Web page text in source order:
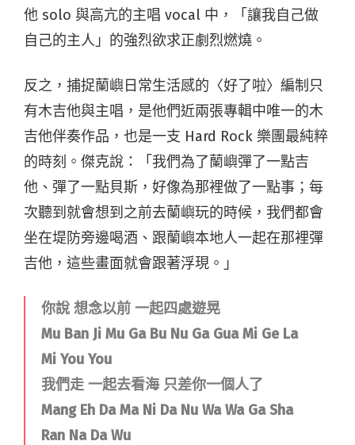
他 solo 與高亢的主唱 vocal 中，「讓我自己做
自己的主人」的強烈欲求正劇烈燃燒。
反之，捕捉蘭嶼日常生活感的〈好了啦〉編制只
有木吉他與主唱，是他們近兩張專輯中唯一的木
吉他伴奏作品，也是一支 Hard Rock 樂團最純粹
的時刻。傑克說：「我們為了蘭嶼彈了一點吉
他、彈了一點貝斯，好像為那裡做了一點事；每
次聽到就會想到之前去蘭嶼玩的時候，我們都會
坐在堤防旁邊喝酒、跟蘭嶼本地人一起在那裡彈
吉他，這些畫面就會跟著浮現。」
你說 想念以前 一起四處遊晃
Mu Ban Ji Mu Ga Bu Nu Ga Gua Mi Ge La
Mi You You
我們走 一起去看海 只差你一個人了
Mang Eh Da Ma Ni Da Nu Wa Wa Ga Sha
Ran Na Da Wu